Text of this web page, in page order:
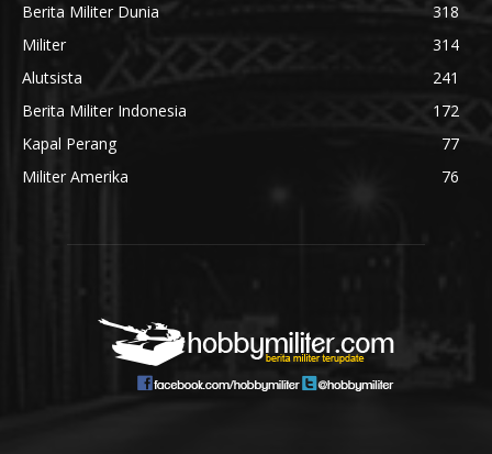
Berita Militer Dunia
318
Militer
314
Alutsista
241
Berita Militer Indonesia
172
Kapal Perang
77
Militer Amerika
76